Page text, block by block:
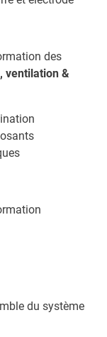
des
ventilation &
du système